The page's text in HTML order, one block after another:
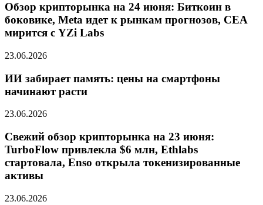
Обзор крипторынка на 24 июня: Биткоин в
боковике, Meta идет к рынкам прогнозов, CEA
мирится с YZi Labs
23.06.2026
ИИ забирает память: цены на смартфоны
начинают расти
23.06.2026
Свежий обзор крипторынка на 23 июня:
TurboFlow привлекла $6 млн, Ethlabs
стартовала, Enso открыла токенизированные
активы
23.06.2026